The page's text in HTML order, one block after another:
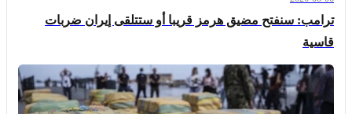
ترامب: سنفتح مضيق هرمز قريبا أو ستتلقى إيران ضربات
قاسية